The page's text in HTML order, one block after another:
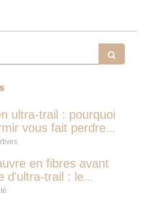
ultra-trail : pourquoi
vous fait perdre
qu'une micro-
en fibres avant
d'ultra-trail : le
des